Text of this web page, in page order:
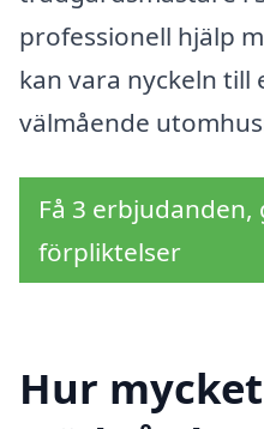
professionell hjälp
kan vara nyckeln till
välmående
Få 3
förpliktelser
Hur